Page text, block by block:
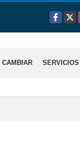
Facebook
X
CAMBIAR SERVICIOS